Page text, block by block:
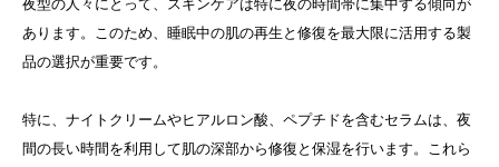
夜型の人々にとって、スキンケアは特に夜の時間帯に集中する傾向が
あります。このため、睡眠中の肌の再生と修復を最大限に活用する製
品の選択が重要です。
特に、ナイトクリームやヒアルロン酸、ペプチドを含むセラムは、夜
間の長い時間を利用して肌の深部から修復と保湿を行います。これら